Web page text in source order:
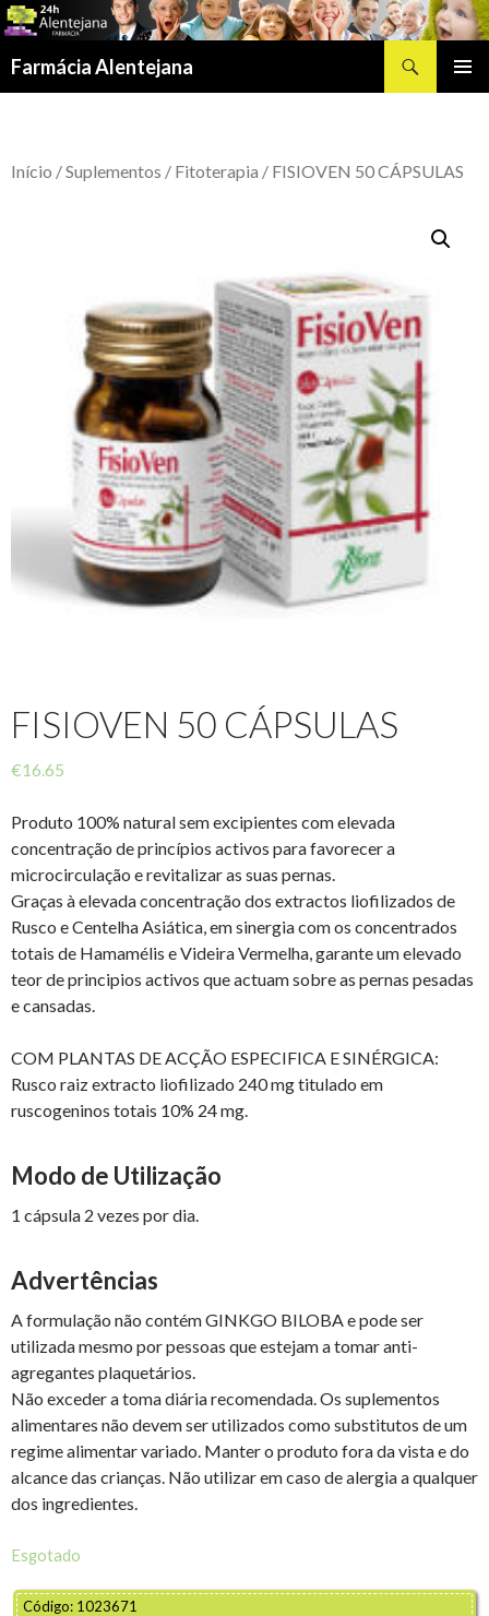
Farmácia Alentejana
Início /Suplementos / Fitoterapia / FISIOVEN 50 CÁPSULAS
FISIOVEN 50 CÁPSULAS
€16.65
Produto 100% natural sem excipientes com elevada
concentração de princípios activos para favorecer a
microcirculação e revitalizar as suas pernas.
Graças à elevada concentração dos extractos liofilizados de
Rusco e Centelha Asiática, em sinergia com os concentrados
totais de Hamamélis e Videira Vermelha, garante um elevado
teor de principios activos que actuam sobre as pernas pesadas
e cansadas.
COM PLANTAS DE ACÇÃO ESPECIFICA E SINÉRGICA:
Rusco raiz extracto liofilizado 240 mg titulado em
ruscogeninos totais 10% 24 mg.
Modo de Utilização
1 cápsula 2 vezes por dia.
Advertências
A formulação não contém GINKGO BILOBA e pode ser
utilizada mesmo por pessoas que estejam a tomar anti-
agregantes plaquetários.
Não exceder a toma diária recomendada. Os suplementos
alimentares não devem ser utilizados como substitutos de um
regime alimentar variado. Manter o produto fora da vista e do
alcance das crianças. Não utilizar em caso de alergia a qualquer
dos ingredientes.
Esgotado
Código: 1023671